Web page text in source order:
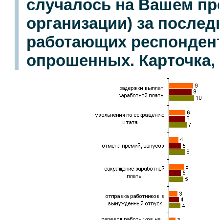
случалось на Вашем
организации) за
работающих
опрошенных.